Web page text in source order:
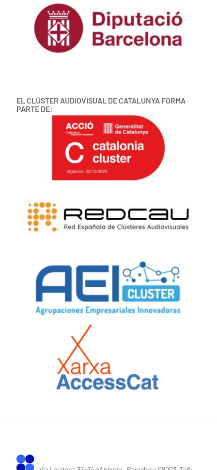
EL CLÚSTER AUDIOVISUAL DE CATALUNYA FORMA
PARTE DE: